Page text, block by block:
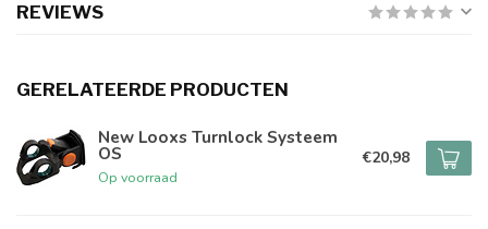
REVIEWS
GERELATEERDE PRODUCTEN
New Looxs Turnlock Systeem
OS
Op voorraad
€20,98